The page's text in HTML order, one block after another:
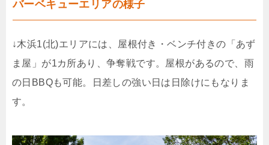
バーベキューエリアの様子
↓木浜1(北)エリアには、屋根付き・ベンチ付きの「あず
ま屋」が1カ所あり、争奪戦です。屋根があるので、雨
の日BBQも可能。日差しの強い日は日除けにもなりま
す。